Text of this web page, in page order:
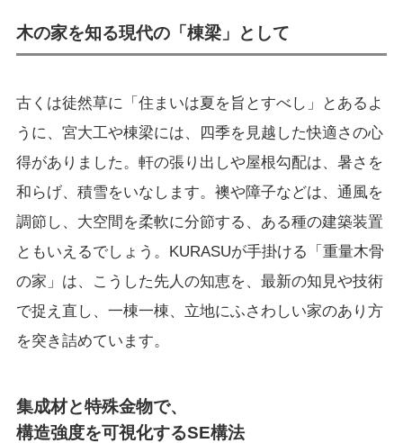
木の家を知る現代の「棟梁」として
古くは徒然草に「住まいは夏を旨とすべし」とあるよ
うに、宮大工や棟梁には、四季を見越した快適さの心
得がありました。軒の張り出しや屋根勾配は、暑さを
和らげ、積雪をいなします。襖や障子などは、通風を
調節し、大空間を柔軟に分節する、ある種の建築装置
ともいえるでしょう。KURASUが手掛ける「重量木骨
の家」は、こうした先人の知恵を、最新の知見や技術
で捉え直し、一棟一棟、立地にふさわしい家のあり方
を突き詰めています。
集成材と特殊金物で、
構造強度を可視化するSE構法